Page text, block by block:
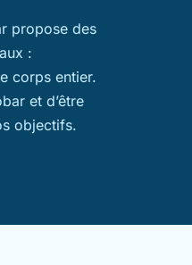
propose des
:
corps entier.
et d’être
objectifs.